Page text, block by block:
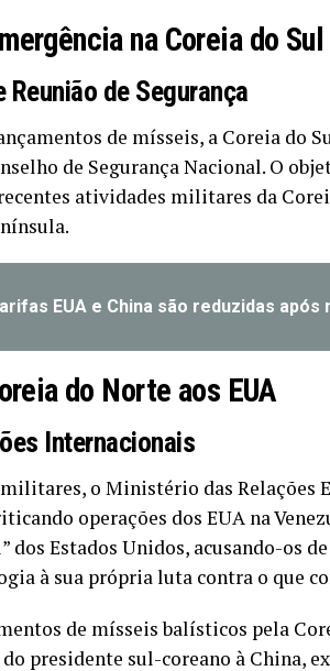
na Coreia do Sul
Reunião de Segurança
de mísseis, a Coreia do
de Segurança Nacional. O
atividades militares da
EUA e China são reduzidas após
do Norte aos EUA
Internacionais
o Ministério das Relações
operações dos EUA na
dos Estados Unidos, acusando-os
à sua própria luta contra o que
de mísseis balísticos pela
presidente sul-coreano à China,